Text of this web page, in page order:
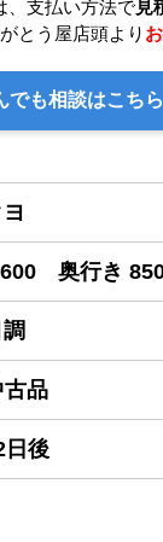
、支払い方法で見
とう屋店頭より
でも相談はこちら
奥行き
品
日後